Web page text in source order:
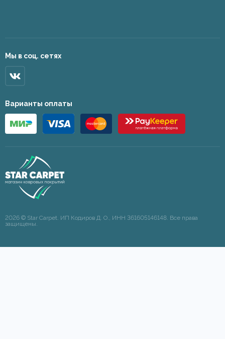
Мы в соц. сетях
Варианты оплаты
2026 © Star Carpet. ИП Кодиров Д. О., ИНН 361605146148. Все права
защищены.